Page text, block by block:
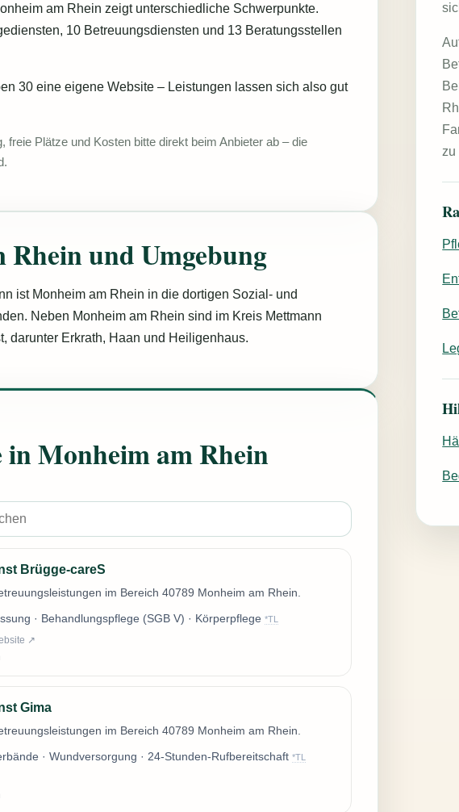
am Rhein zeigt unterschiedliche Schwerpunkte.
10 Betreuungsdiensten und 13 Beratungsstellen
30 eine eigene Website – Leistungen lassen sich also gut
freie Plätze und Kosten bitte direkt beim Anbieter ab – die
und Umgebung
ist Monheim am Rhein in die dortigen Sozial- und
Neben Monheim am Rhein sind im Kreis Mettmann
darunter Erkrath, Haan und Heiligenhaus.
in Monheim am Rhein
Brügge-careS
im Bereich 40789 Monheim am Rhein.
· Behandlungspflege (SGB V) · Körperpflege *TL
↗
Gima
im Bereich 40789 Monheim am Rhein.
· Wundversorgung · 24-Stunden-Rufbereitschaft *TL
zu